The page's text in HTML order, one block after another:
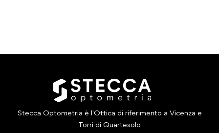
Stecca Optometria è l'Ottica di riferimento a Vicenza e
Torri di Quartesolo